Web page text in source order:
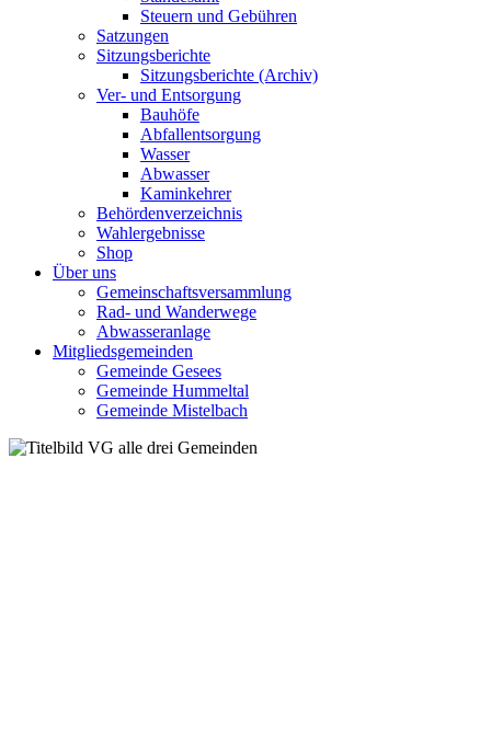
Steuern und Gebühren
Satzungen
Sitzungsberichte
Sitzungsberichte (Archiv)
Ver- und Entsorgung
Bauhöfe
Abfallentsorgung
Wasser
Abwasser
Kaminkehrer
Behördenverzeichnis
Wahlergebnisse
Shop
Über uns
Gemeinschaftsversammlung
Rad- und Wanderwege
Abwasseranlage
Mitgliedsgemeinden
Gemeinde Gesees
Gemeinde Hummeltal
Gemeinde Mistelbach